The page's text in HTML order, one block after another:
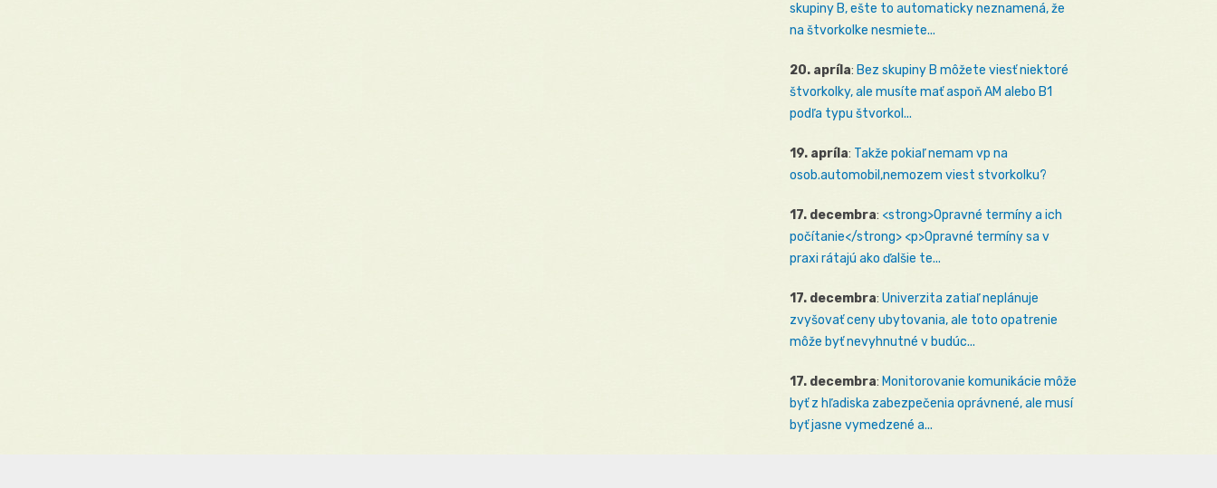
skupiny B, ešte to automaticky neznamená, že
na štvorkolke nesmiete...
20. apríla: Bez skupiny B môžete viesť niektoré
štvorkolky, ale musíte mať aspoň AM alebo B1
podľa typu štvorkol...
19. apríla: Takže pokiaľ nemam vp na
osob.automobil,nemozem viest stvorkolku?
17. decembra: <strong>Opravné termíny a ich
počítanie</strong> <p>Opravné termíny sa v
praxi rátajú ako ďalšie te...
17. decembra: Univerzita zatiaľ neplánuje
zvyšovať ceny ubytovania, ale toto opatrenie
môže byť nevyhnutné v budúc...
17. decembra: Monitorovanie komunikácie môže
byť z hľadiska zabezpečenia oprávnené, ale musí
byť jasne vymedzené a...